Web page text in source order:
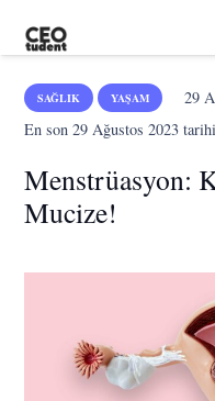
SAĞLIK YAŞAM 29
En son29 Ağustos 2023
Menstrüasyon:
Mucize!